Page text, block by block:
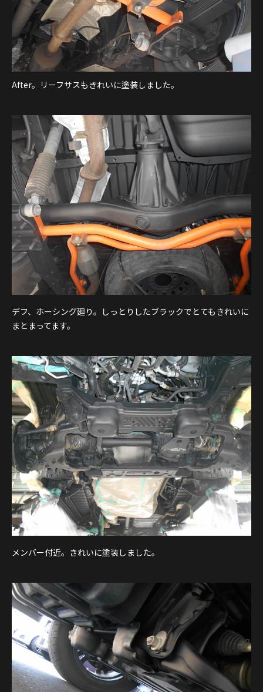
After。リーフサスもきれいに塗装しました。
デフ、ホーシング廻り。しっとりしたブラックでとてもきれいに
まとまってます。
メンバー付近。きれいに塗装しました。